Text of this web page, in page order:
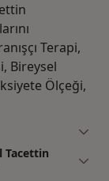
Terapi,
Bireysel
Ölçeği,
Tacettin